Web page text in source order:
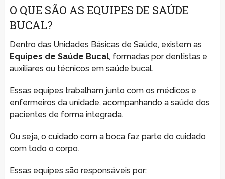
O QUE SÃO AS EQUIPES DE SAÚDE
BUCAL?
Dentro das Unidades Básicas de Saúde, existem as
Equipes de Saúde Bucal, formadas por dentistas e
auxiliares ou técnicos em saúde bucal.
Essas equipes trabalham junto com os médicos e
enfermeiros da unidade, acompanhando a saúde dos
pacientes de forma integrada.
Ou seja, o cuidado com a boca faz parte do cuidado
com todo o corpo.
Essas equipes são responsáveis por: